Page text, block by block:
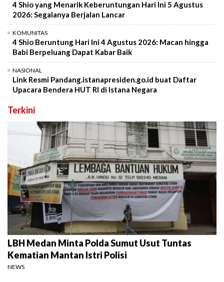
4 Shio yang Menarik Keberuntungan Hari Ini 5 Agustus
2026: Segalanya Berjalan Lancar
KOMUNITAS
4 Shio Beruntung Hari Ini 4 Agustus 2026: Macan hingga
Babi Berpeluang Dapat Kabar Baik
NASIONAL
Link Resmi Pandang.istanapresiden.go.id buat Daftar
Upacara Bendera HUT RI di Istana Negara
Terkini
LBH Medan Minta Polda Sumut Usut Tuntas
Kematian Mantan Istri Polisi
NEWS